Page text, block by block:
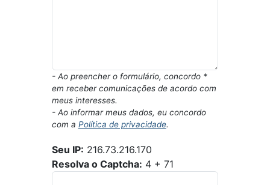
- Ao preencher o formulário, concordo *
em receber comunicações de acordo com
meus interesses.
- Ao informar meus dados, eu concordo
com a Política de privacidade.
Seu IP: 216.73.216.170
Resolva o Captcha: 4 + 71